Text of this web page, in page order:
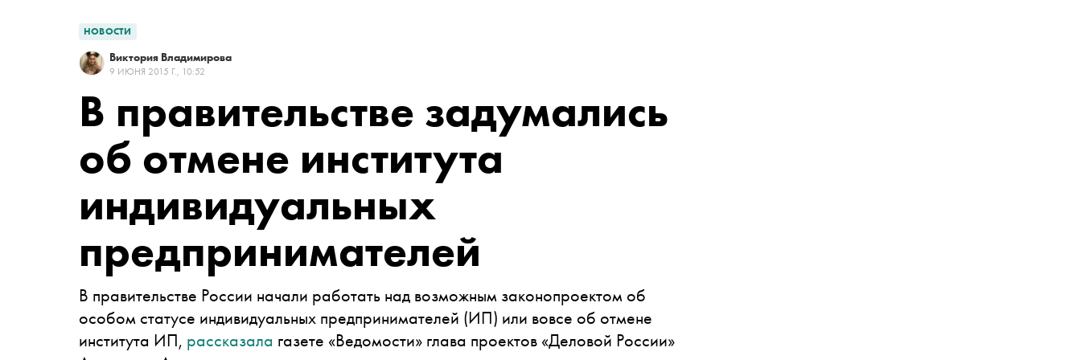
НОВОСТИ
Виктория Владимирова
9 ИЮНЯ 2015 Г., 10:52
В правительстве задумались
об отмене института
индивидуальных
предпринимателей
В правительстве России начали работать над возможным законопроектом об
особом статусе индивидуальных предпринимателей (ИП) или вовсе об отмене
института ИП, рассказала газете «Ведомости» глава проектов «Деловой России»